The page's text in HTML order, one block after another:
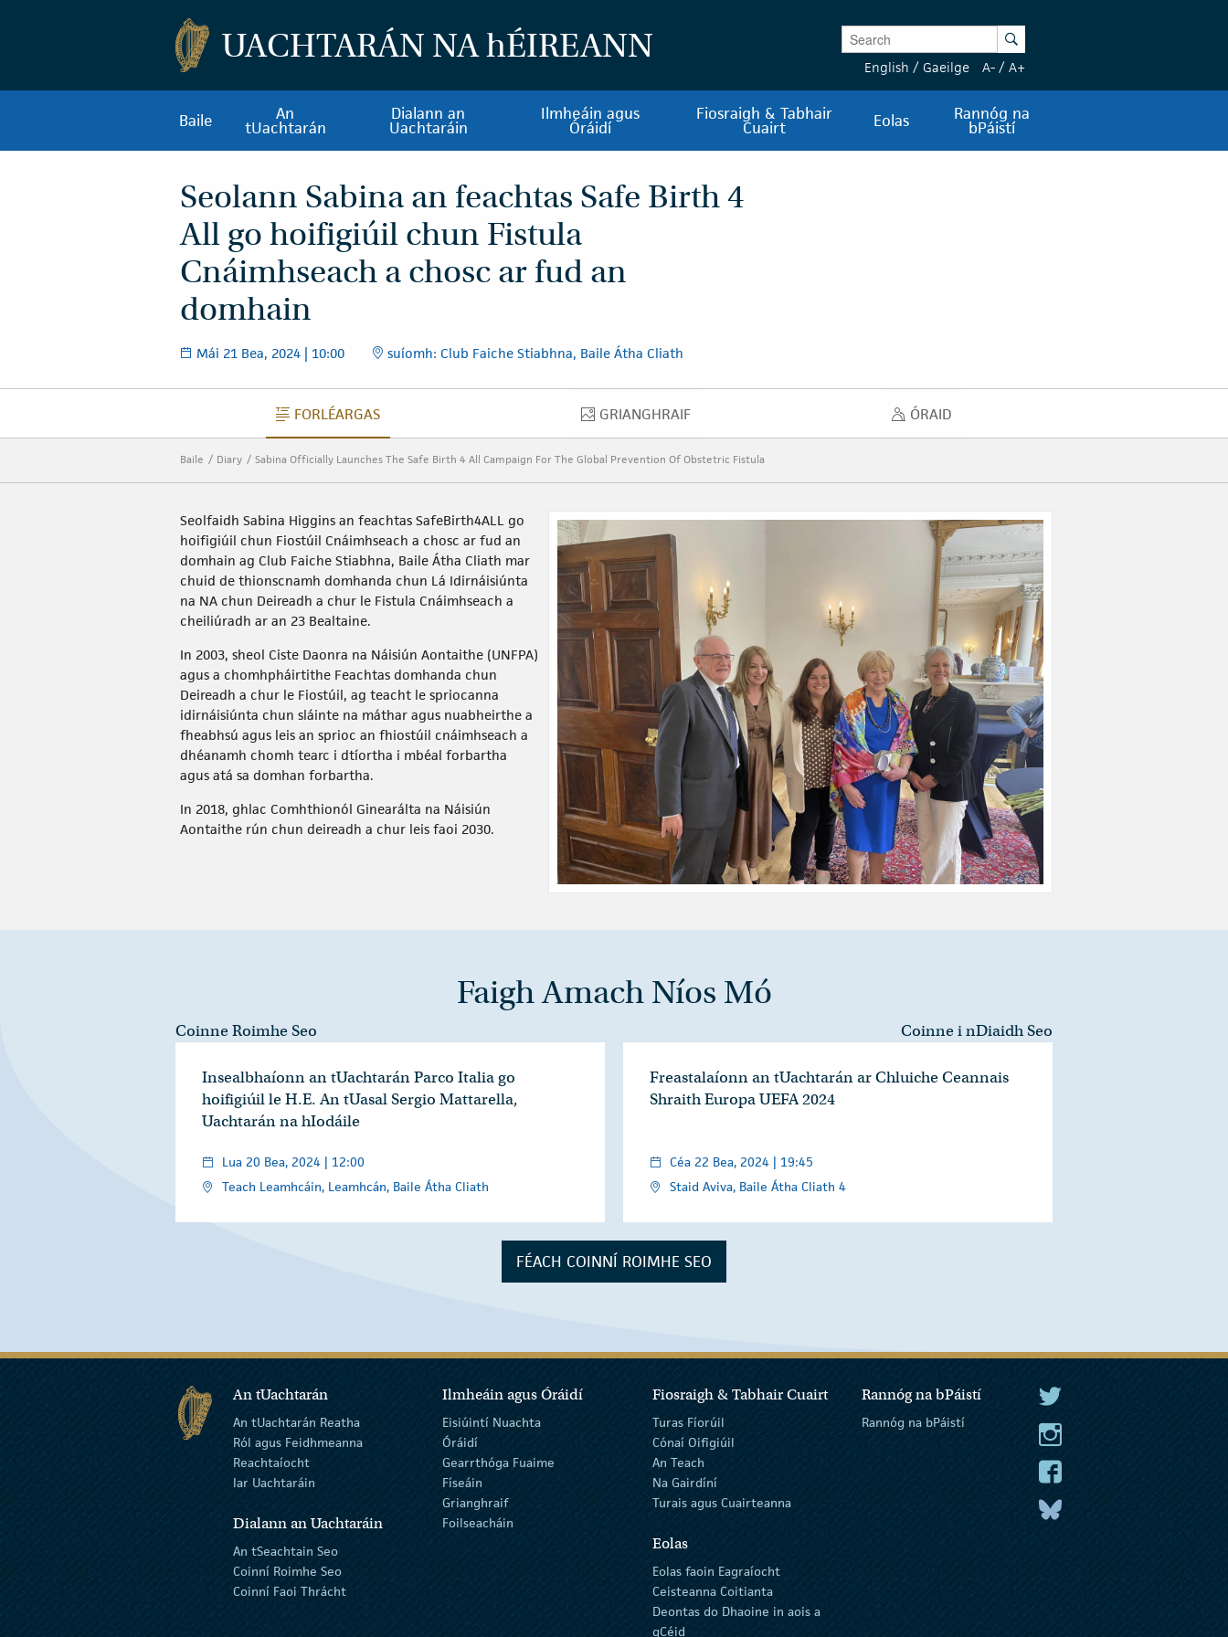
UACHTARÁN NAhÉIREANN Enter Keywords Search
English / Gaeilge A- / A+
Baile An
tUachtarán
Dialann an
Uachtaráin
Ilmheáin agus
Óráidí
Fiosraigh & Tabhair
Cuairt Eolas Rannóg na
bPáistí
Seolann Sabina an feachtas Safe Birth 4
All go hoifigiúil chun Fistula
Cnáimhseach a chosc ar fud an
domhain
Mái 21 Bea, 2024 | 10:00 suíomh: Club Faiche Stiabhna, Baile Átha Cliath
FORLÉARGAS
FORLÉARGAS GRIANGHRAIF
GRIANGHRAIF ÓRAID
ÓRAID
Baile Diary Sabina Officially Launches The Safe Birth 4 All Campaign For The Global Prevention Of Obstetric Fistula
Seolfaidh Sabina Higgins an feachtas SafeBirth4ALL go
hoifigiúil chun Fiostúil Cnáimhseach a chosc ar fud an
domhain ag Club Faiche Stiabhna, Baile Átha Cliath mar
chuid de thionscnamh domhanda chun Lá Idirnáisiúnta
na NA chun Deireadh a chur le Fistula Cnáimhseach a
cheiliúradh ar an 23 Bealtaine.
In 2003, sheol Ciste Daonra na Náisiún Aontaithe (UNFPA)
agus a chomhpháirtithe Feachtas domhanda chun
Deireadh a chur le Fiostúil, ag teacht le spriocanna
idirnáisiúnta chun sláinte na máthar agus nuabheirthe a
fheabhsú agus leis an sprioc an fhiostúil cnáimhseach a
dhéanamh chomh tearc i dtíortha i mbéal forbartha
agus atá sa domhan forbartha.
In 2018, ghlac Comhthionól Ginearálta na Náisiún
Aontaithe rún chun deireadh a chur leis faoi 2030.
Faigh Amach Níos Mó
Coinne Roimhe Seo
Insealbhaíonn an tUachtarán Parco Italia go
hoifigiúil le H.E. An tUasal Sergio Mattarella,
Uachtarán na hIodáile
Lua 20 Bea, 2024 | 12:00
Teach Leamhcáin, Leamhcán, Baile Átha Cliath
Coinne i nDiaidh Seo
Freastalaíonn an tUachtarán ar Chluiche Ceannais
Shraith Europa UEFA 2024
Céa 22 Bea, 2024 | 19:45
Staid Aviva, Baile Átha Cliath 4
FÉACH COINNÍ ROIMHE SEO
An tUachtarán
An tUachtarán Reatha
Ról agus Feidhmeanna
Reachtaíocht
Iar Uachtaráin
Dialann an Uachtaráin
An tSeachtain Seo
Coinní Roimhe Seo
Coinní Faoi Thrácht
Ilmheáin agus Óráidí
Eisiúintí Nuachta
Óráidí
Gearrthóga Fuaime
Físeáin
Grianghraif
Foilseacháin
Fiosraigh & Tabhair Cuairt
Turas Fíorúil
Cónaí Oifigiúil
An Teach
Na Gairdíní
Turais agus Cuairteanna
Eolas
Eolas faoin Eagraíocht
Ceisteanna Coitianta
Deontas do Dhaoine in aois a
gCéid
Rannóg na bPáistí
Rannóg na bPáistí
An tUachtarán Twitter
An tUachtarán Instagram
An tUachtarán Facebook
An tUachtarán